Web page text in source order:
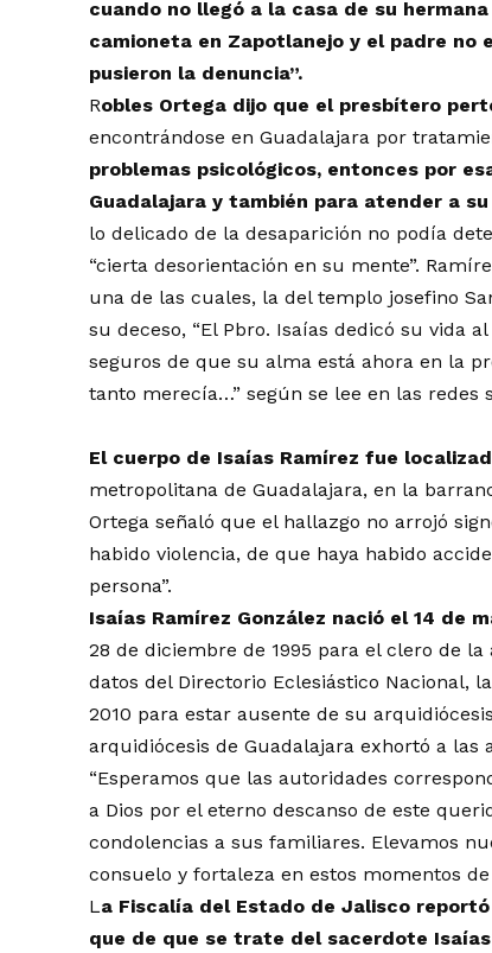
cuando no llegó a la casa de su
camioneta en Zapotlanejo y el padre no
pusieron la denuncia”.
Robles Ortega dijo que el presbítero
encontrándose en Guadalajara por
problemas psicológicos, entonces por
Guadalajara y también para atender a su
lo delicado de la desaparición no podía
“cierta desorientación en su mente”.
una de las cuales, la del templo josefino
su deceso, “El Pbro. Isaías dedicó su vida
seguros de que su alma está ahora en la
tanto merecía…” según se lee en las redes
El cuerpo de Isaías Ramírez fue
metropolitana de Guadalajara, en la
Ortega señaló que el hallazgo no arrojó
habido violencia, de que haya habido
persona”.
Isaías Ramírez González nació el 14 de
28 de diciembre de 1995 para el clero de
datos del Directorio Eclesiástico Nacional,
2010 para estar ausente de su
arquidiócesis de Guadalajara exhortó a
“Esperamos que las autoridades
a Dios por el eterno descanso de este
condolencias a sus familiares. Elevamos
consuelo y fortaleza en estos momentos de
La Fiscalía del Estado de Jalisco
que de que se trate del sacerdote